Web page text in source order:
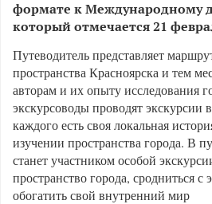
формате к Международному
который отмечается 21
Путеводитель представляет
пространства Красноярска и тем
авторам и их опыту исследования
экскурсоводы проводят экскурсии
каждого есть своя локальная
изучении пространства города. В
станет участником особой
пространство города, сродниться с
обогатить свой внутренний мир